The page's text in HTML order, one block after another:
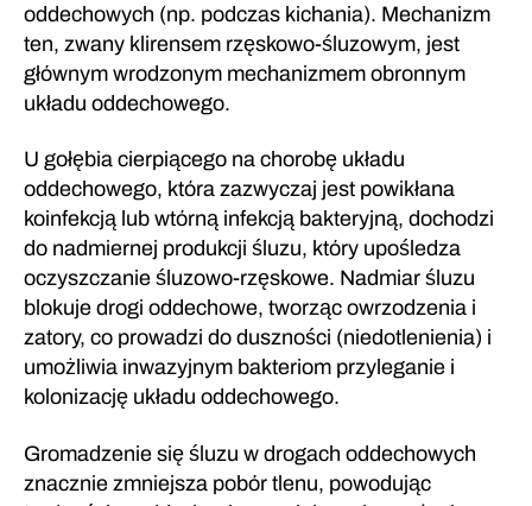
oddechowych (np. podczas kichania). Mechanizm
ten, zwany klirensem rzęskowo-śluzowym, jest
głównym wrodzonym mechanizmem obronnym
układu oddechowego.
U gołębia cierpiącego na chorobę układu
oddechowego, która zazwyczaj jest powikłana
koinfekcją lub wtórną infekcją bakteryjną, dochodzi
do nadmiernej produkcji śluzu, który upośledza
oczyszczanie śluzowo-rzęskowe. Nadmiar śluzu
blokuje drogi oddechowe, tworząc owrzodzenia i
zatory, co prowadzi do duszności (niedotlenienia) i
umożliwia inwazyjnym bakteriom przyleganie i
kolonizację układu oddechowego.
Gromadzenie się śluzu w drogach oddechowych
znacznie zmniejsza pobór tlenu, powodując